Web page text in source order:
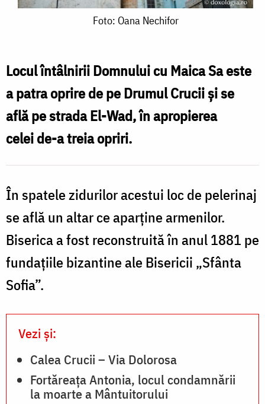
Nechifor
Foto: Oana Nechifor
Locul întâlnirii Domnului cu Maica Sa este
a patra oprire de pe Drumul Crucii şi se
află pe strada El-Wad, în apropierea
celei de-a treia opriri.
În spatele zidurilor acestui loc de pelerinaj
se află un altar ce aparţine armenilor.
Biserica a fost reconstruită în anul 1881 pe
fundaţiile bizantine ale Bisericii „Sfânta
Sofia”.
Vezi și:
Calea Crucii – Via Dolorosa
Fortăreaţa Antonia, locul condamnării
la moarte a Mântuitorului